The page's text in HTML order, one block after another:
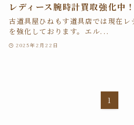
レディース腕時計買取強化中！
古道具屋ひねもす道具店では現在レ
を強化しております。エル...
2025年2月22日
1